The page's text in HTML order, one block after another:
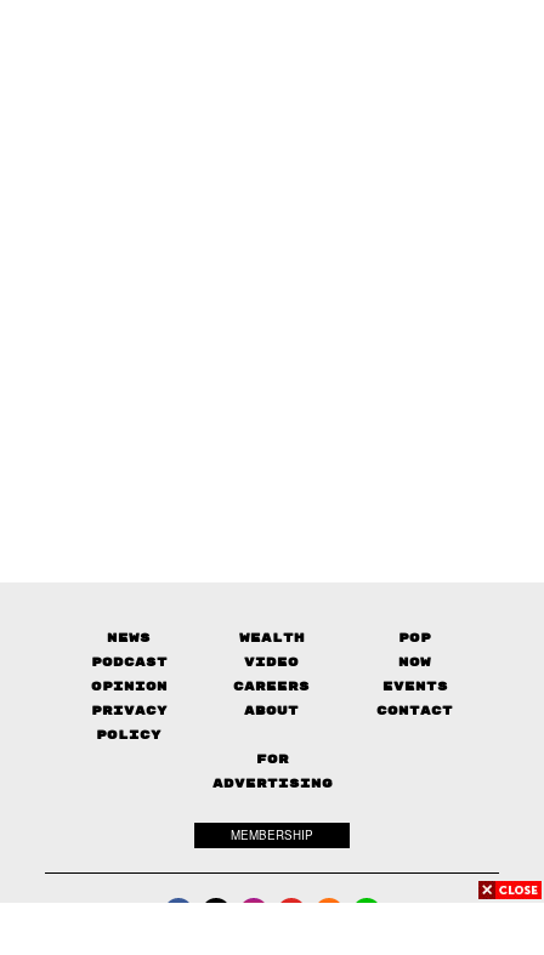
News Wealth
Pop
Podcast
Video
Now
Opinion
Careers
Events
Privacy
Policy
About Contact
FOR
ADVERTISING
MEMBERSHIP